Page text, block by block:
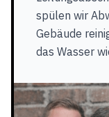
spülen wir
Gebäude
das Wasser